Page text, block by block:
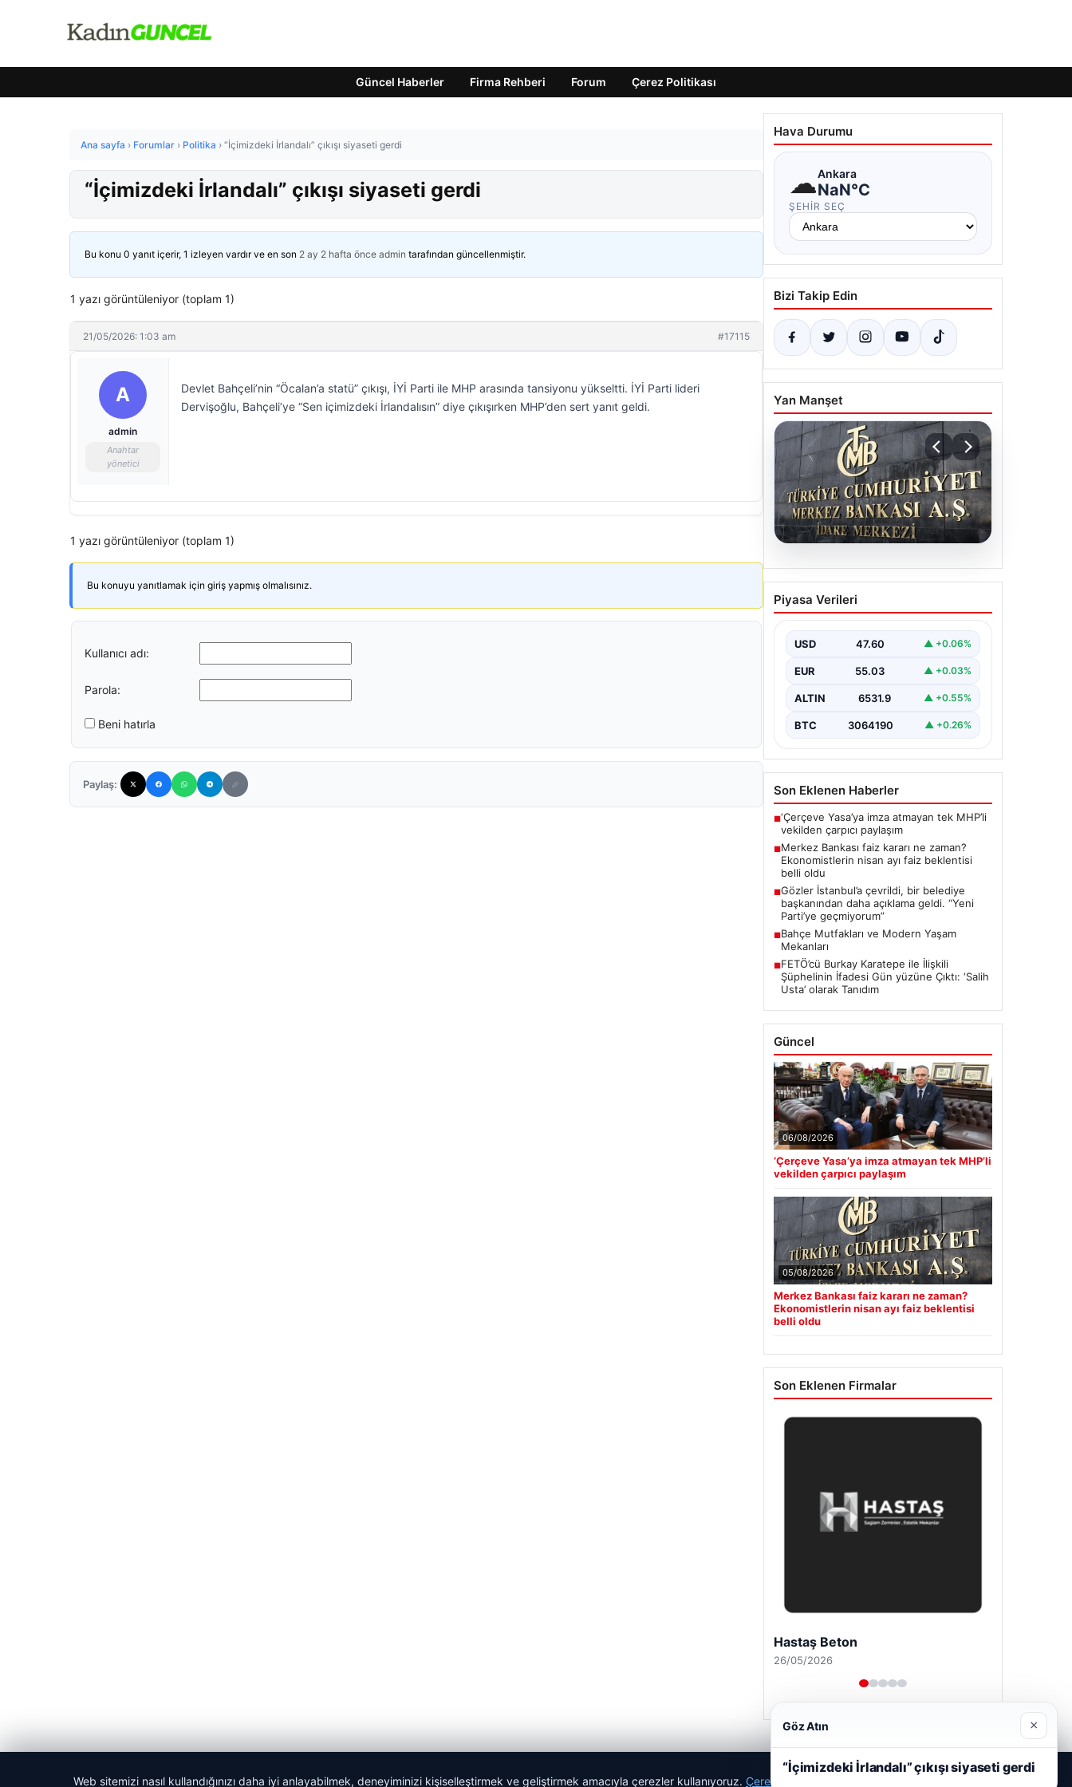
Güncel Haberler Firma Rehberi Forum Çerez Politikası
Ana sayfa › Forumlar › Politika › “İçimizdeki İrlandalı” çıkışı siyaseti gerdi
“İçimizdeki İrlandalı” çıkışı siyaseti gerdi
Bu konu 0 yanıt içerir, 1 izleyen vardır ve en son 2 ay 2 hafta önce admin tarafından güncellenmiştir.
1 yazı görüntüleniyor (toplam 1)
21/05/2026: 1:03 am #17115
A
admin
Anahtar
yönetici
Devlet Bahçeli’nin “Öcalan’a statü” çıkışı, İYİ Parti ile MHP arasında tansiyonu yükseltti. İYİ Parti lideri
Dervişoğlu, Bahçeli’ye “Sen içimizdeki İrlandalısın” diye çıkışırken MHP’den sert yanıt geldi.
1 yazı görüntüleniyor (toplam 1)
Bu konuyu yanıtlamak için giriş yapmış olmalısınız.
Kullanıcı adı:
Parola:
Beni hatırla
Paylaş:
Hava Durumu
☁Ankara
NaN°C
ŞEHIR SEÇ
Bizi Takip Edin
Yan Manşet
Merkez Bankası faiz kararı
ne zaman? Ekonomistlerin
belli oldu
Piyasa Verileri
USD 47.60 ▲ +0.06%
EUR 55.03 ▲ +0.03%
ALTIN 6531.9 ▲ +0.55%
BTC 3064190 ▲ +0.26%
Son Eklenen Haberler
■‘Çerçeve Yasa’ya imza atmayan tek MHP’li
vekilden çarpıcı paylaşım
■Merkez Bankası faiz kararı ne zaman?
Ekonomistlerin nisan ayı faiz beklentisi
belli oldu
■Gözler İstanbul’a çevrildi, bir belediye
başkanından daha açıklama geldi. “Yeni
Parti’ye geçmiyorum”
■Bahçe Mutfakları ve Modern Yaşam
Mekanları
■FETÖ’cü Burkay Karatepe ile İlişkili
Şüphelinin İfadesi Gün yüzüne Çıktı: ‘Salih
Usta’ olarak Tanıdım
Güncel
06/08/2026
‘Çerçeve Yasa’ya imza atmayan tek MHP’li
vekilden çarpıcı paylaşım
05/08/2026
Merkez Bankası faiz kararı ne zaman?
Ekonomistlerin nisan ayı faiz beklentisi
belli oldu
Son Eklenen Firmalar
Hastaş Beton
26/05/2026
Web sitemizi nasıl kullandığınızı daha iyi anlayabilmek, deneyiminizi kişiselleştirmek ve geliştirmek amacıyla çerezler kullanıyoruz. Çerez Politikamız
Göz Atın ×
“İçimizdeki İrlandalı” çıkışı siyaseti gerdi